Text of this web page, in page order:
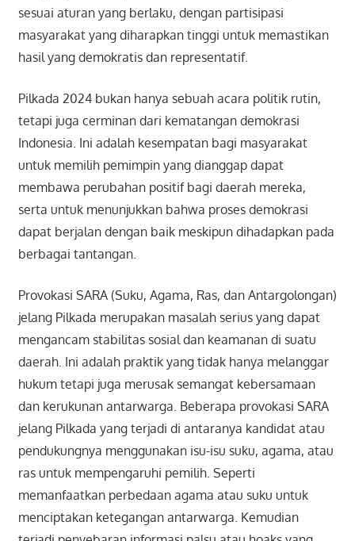
sesuai aturan yang berlaku, dengan partisipasi
masyarakat yang diharapkan tinggi untuk memastikan
hasil yang demokratis dan representatif.
Pilkada 2024 bukan hanya sebuah acara politik rutin,
tetapi juga cerminan dari kematangan demokrasi
Indonesia. Ini adalah kesempatan bagi masyarakat
untuk memilih pemimpin yang dianggap dapat
membawa perubahan positif bagi daerah mereka,
serta untuk menunjukkan bahwa proses demokrasi
dapat berjalan dengan baik meskipun dihadapkan pada
berbagai tantangan.
Provokasi SARA (Suku, Agama, Ras, dan Antargolongan)
jelang Pilkada merupakan masalah serius yang dapat
mengancam stabilitas sosial dan keamanan di suatu
daerah. Ini adalah praktik yang tidak hanya melanggar
hukum tetapi juga merusak semangat kebersamaan
dan kerukunan antarwarga. Beberapa provokasi SARA
jelang Pilkada yang terjadi di antaranya kandidat atau
pendukungnya menggunakan isu-isu suku, agama, atau
ras untuk mempengaruhi pemilih. Seperti
memanfaatkan perbedaan agama atau suku untuk
menciptakan ketegangan antarwarga. Kemudian